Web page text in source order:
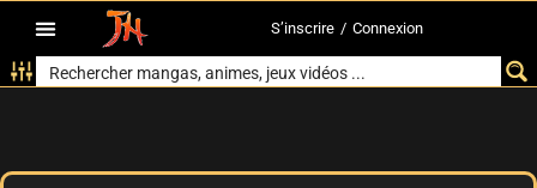
S’inscrire / Connexion